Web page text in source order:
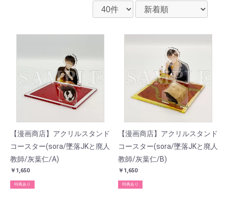
【漫画商店】アクリルスタンド
コースター(sora/墜落JKと廃人
教師/灰葉仁/A)
￥1,650
特典あり
【漫画商店】アクリルスタンド
コースター(sora/墜落JKと廃人
教師/灰葉仁/B)
￥1,650
特典あり